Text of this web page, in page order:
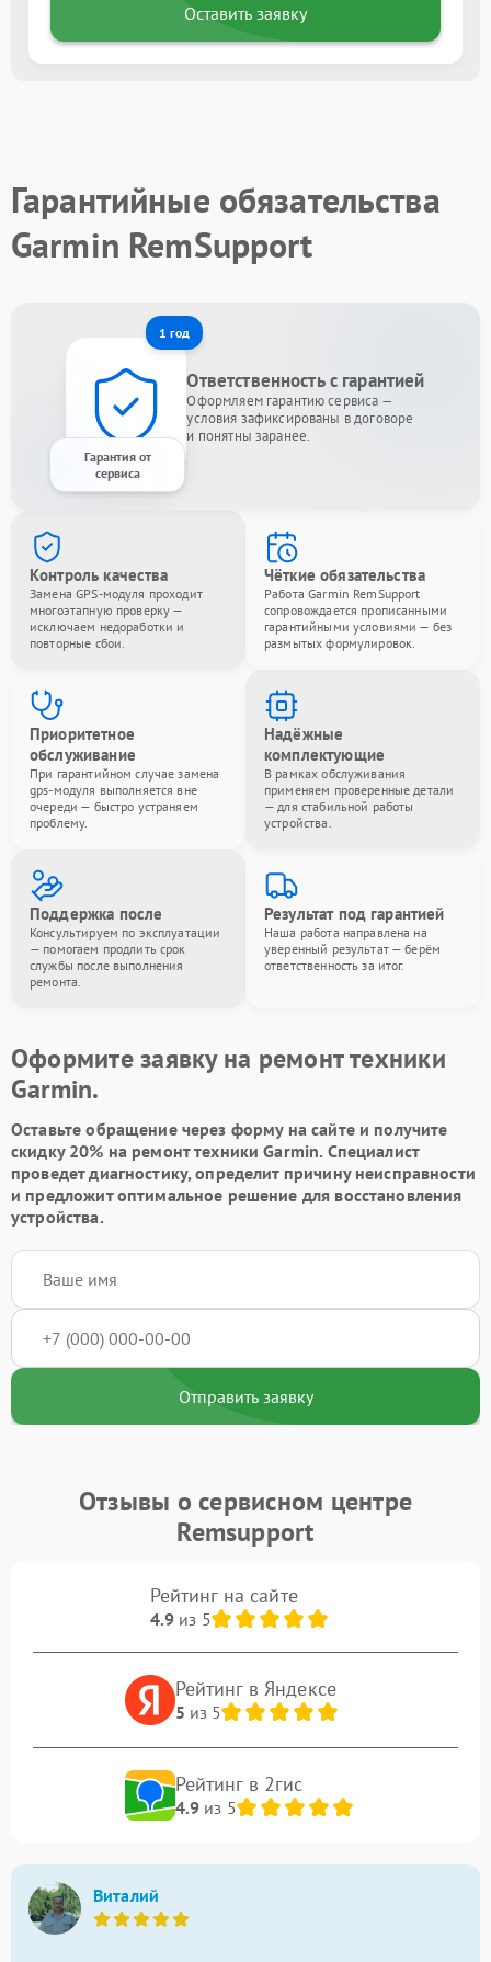
Оставить заявку
Гарантийные обязательства
Garmin RemSupport
1 год
Гарантия от
сервиса
Ответственность с гарантией
Оформляем гарантию сервиса —
условия зафиксированы в договоре
и понятны заранее.
Контроль качества
Замена GPS-модуля проходит
многоэтапную проверку —
исключаем недоработки и
повторные сбои.
Чёткие обязательства
Работа Garmin RemSupport
сопровождается прописанными
гарантийными условиями — без
размытых формулировок.
Приоритетное
обслуживание
При гарантийном случае замена
gps-модуля выполняется вне
очереди — быстро устраняем
проблему.
Надёжные
комплектующие
В рамках обслуживания
применяем проверенные детали
— для стабильной работы
устройства.
Поддержка после
Консультируем по эксплуатации
— помогаем продлить срок
службы после выполнения
ремонта.
Результат под гарантией
Наша работа направлена на
уверенный результат — берём
ответственность за итог.
Оформите заявку на ремонт техники
Garmin.
Оставьте обращение через форму на сайте и получите
скидку 20% на ремонт техники Garmin. Специалист
проведет диагностику, определит причину неисправности
и предложит оптимальное решение для восстановления
устройства.
Отправить заявку
Отзывы о сервисном центре
Remsupport
Рейтинг на сайте
4.9из 5
Рейтинг в Яндексе
5 из 5
Рейтинг в 2гис
4.9из 5
Виталий